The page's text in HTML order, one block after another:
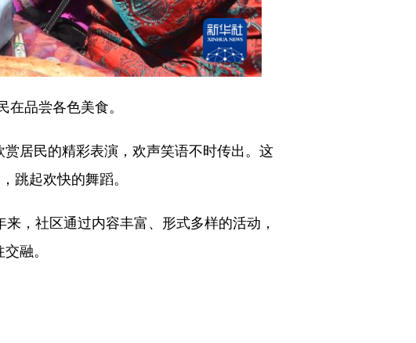
品尝各色美食。
居民的精彩表演，欢声笑语不时传出。这
跳起欢快的舞蹈。
，社区通过内容丰富、形式多样的活动，
融。